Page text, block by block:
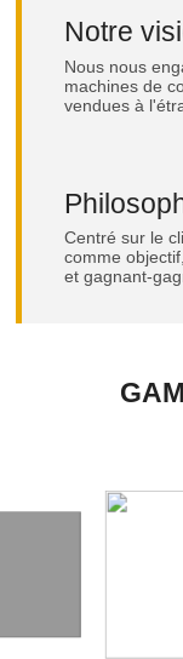
Notre
Nous nous
machines de
vendues à
Centré sur le
comme
et gagnant-